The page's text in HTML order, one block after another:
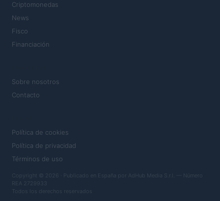
Criptomonedas
News
Fisco
Financiación
Sobre nosotros
Contacto
Política de cookies
Política de privacidad
Términos de uso
Copyright © 2026 · Publicado en España por AdHub Media S.r.l. — Número
REA 2729933
Todos los derechos reservados